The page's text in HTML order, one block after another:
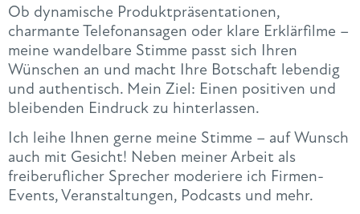
Ob dynamische Produktpräsentationen,
charmante Telefonansagen oder klare Erklärfilme –
meine wandelbare Stimme passt sich Ihren
Wünschen an und macht Ihre Botschaft lebendig
und authentisch. Mein Ziel: Einen positiven und
bleibenden Eindruck zu hinterlassen.
Ich leihe Ihnen gerne meine Stimme – auf Wunsch
auch mit Gesicht! Neben meiner Arbeit als
freiberuflicher Sprecher moderiere ich Firmen-
Events, Veranstaltungen, Podcasts und mehr.